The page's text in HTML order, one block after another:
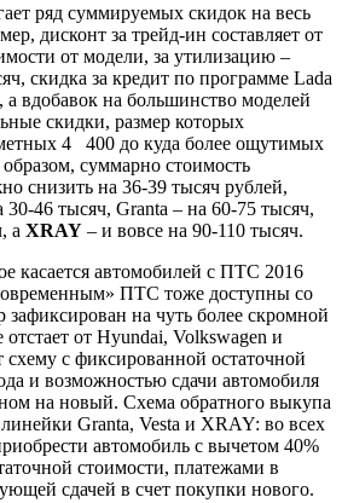
ряд суммируемых скидок на весь
дисконт за трейд-ин составляет от
от модели, за утилизацию –
скидка за кредит по программе Lada
а вдобавок на большинство моделей
скидки, размер которых
4 400 до куда более ощутимых
суммарно стоимость
снизить на 36-39 тысяч рублей,
46 тысяч, Granta – на 60-75 тысяч,
а XRAY – и вовсе на 90-110 тысяч.
касается автомобилей с ПТС 2016
ПТС тоже доступны со
зафиксирован на чуть более скромной
от Hyundai, Volkswagen и
схему с фиксированной остаточной
и возможностью сдачи автомобиля
на новый. Схема обратного выкупа
Granta, Vesta и XRAY: во всех
автомобиль с вычетом 40%
стоимости, платежами в
сдачей в счет покупки нового.